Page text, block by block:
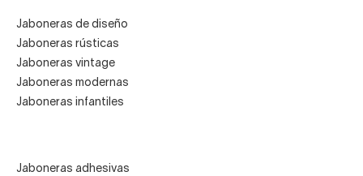
Jaboneras de diseño
Jaboneras rústicas
Jaboneras vintage
Jaboneras modernas
Jaboneras infantiles
Jaboneras adhesivas